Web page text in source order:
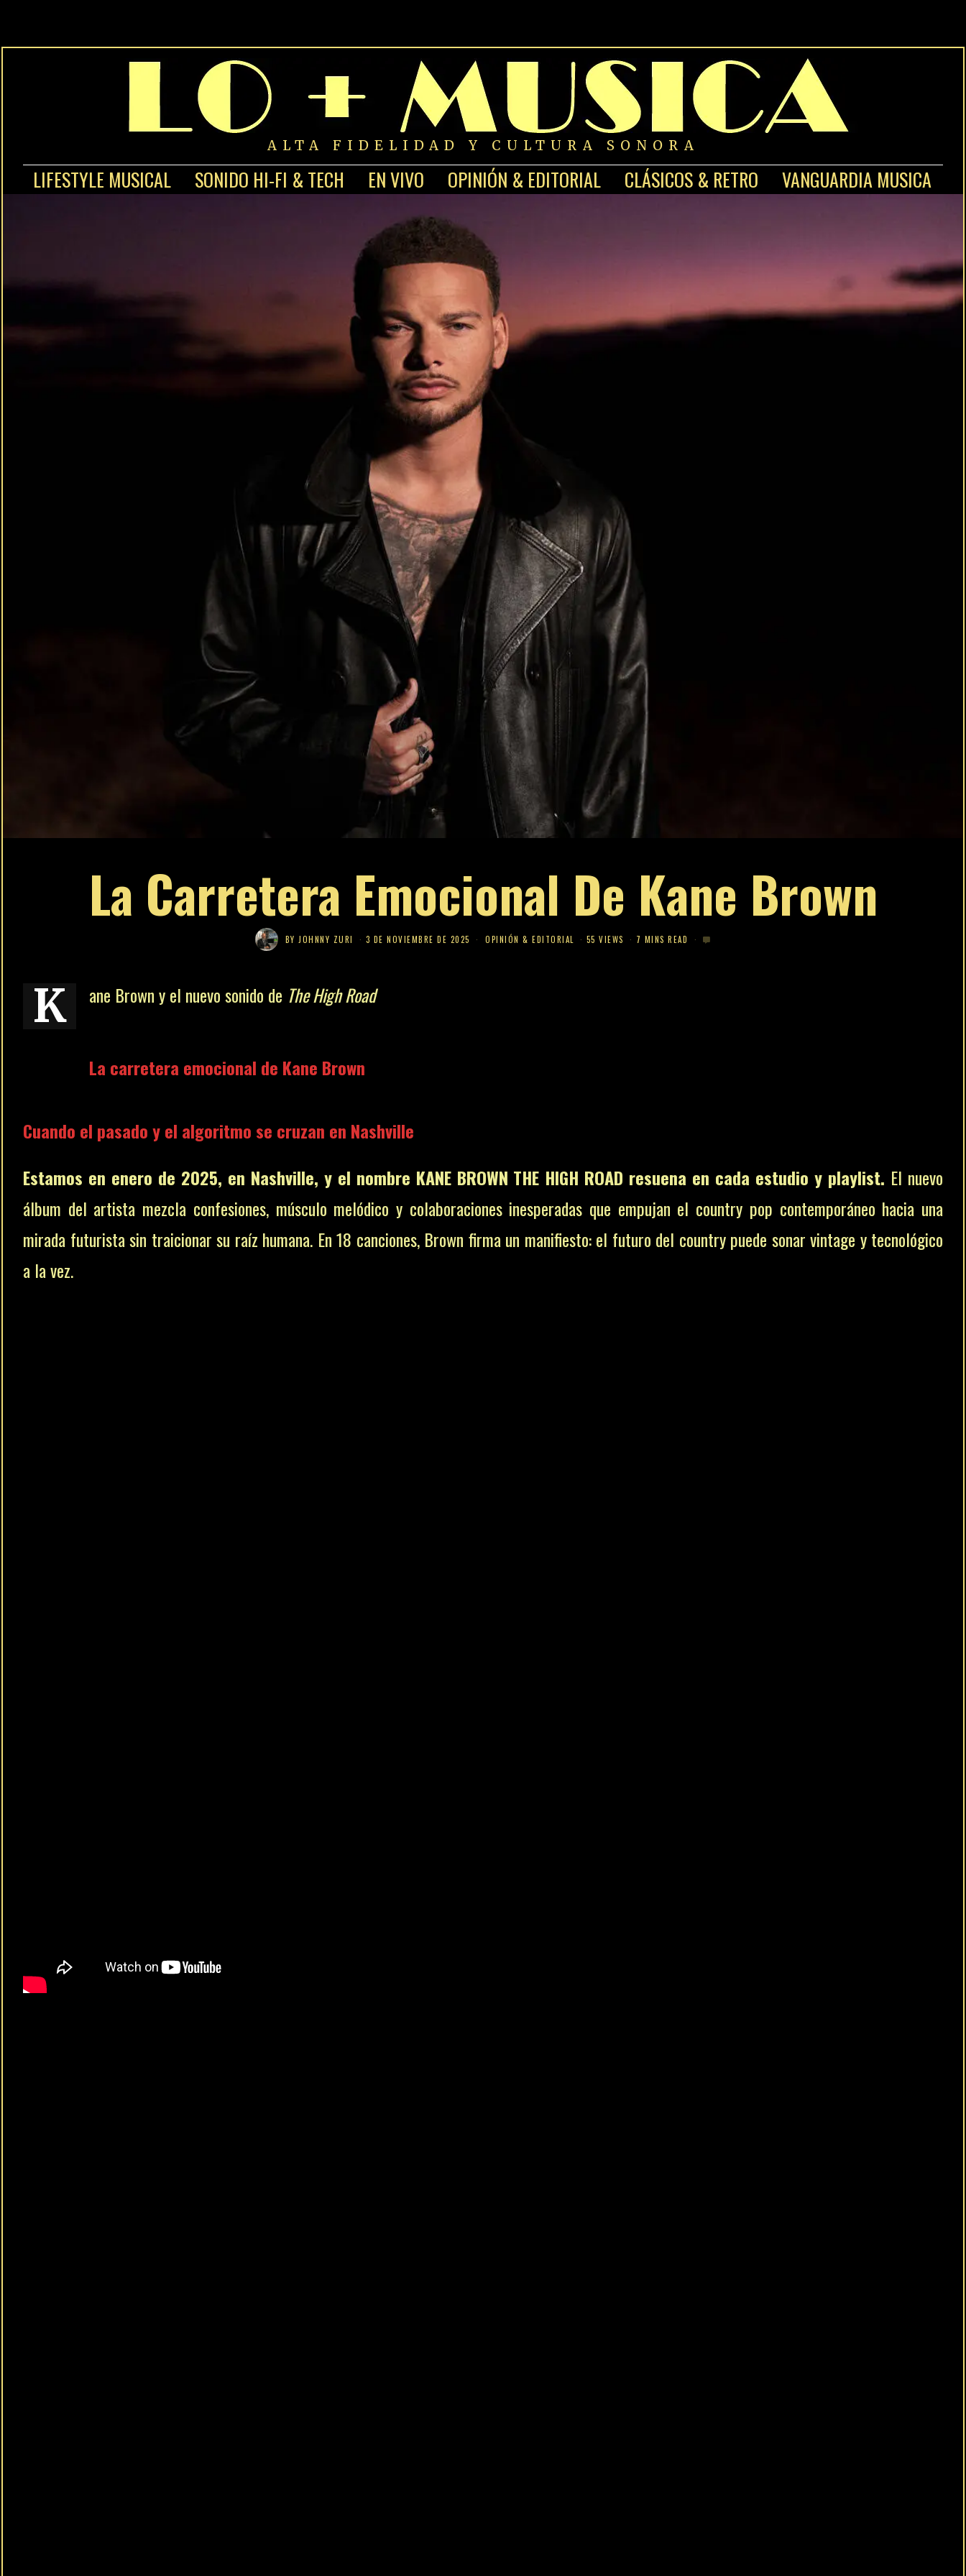
ALTA FIDELIDAD Y CULTURA SONORA
LIFESTYLE MUSICAL SONIDO HI-FI & TECH EN VIVO OPINIÓN & EDITORIAL CLÁSICOS & RETRO VANGUARDIA MUSICA
La Carretera Emocional De Kane Brown
BY JOHNNY ZURI 3 DE NOVIEMBRE DE 2025 OPINIÓN & EDITORIAL 55 VIEWS 7 MINS READ
K ane Brown y el nuevo sonido de The High Road
La carretera emocional de Kane Brown
Cuando el pasado y el algoritmo se cruzan en Nashville
Estamos en enero de 2025, en Nashville, y el nombre KANE BROWN THE HIGH ROAD resuena en cada estudio y playlist. El nuevo
álbum del artista mezcla confesiones, músculo melódico y colaboraciones inesperadas que empujan el country pop contemporáneo hacia una
mirada futurista sin traicionar su raíz humana. En 18 canciones, Brown firma un manifiesto: el futuro del country puede sonar vintage y tecnológico
a la vez.